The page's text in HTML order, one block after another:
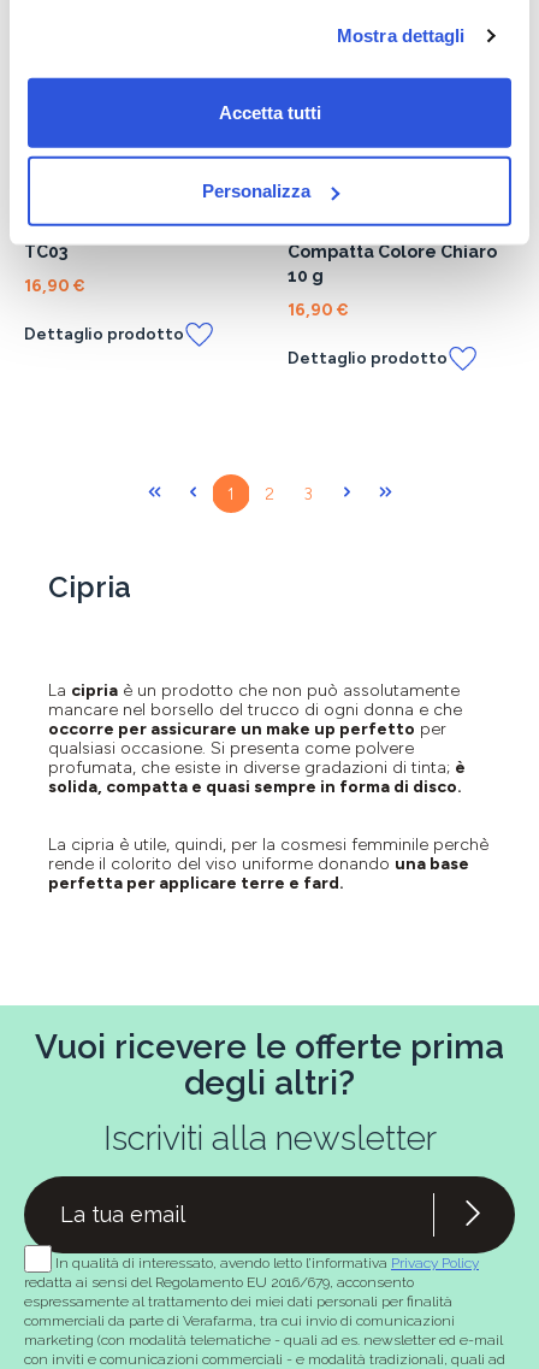
Mostra dettagli
Accetta tutti
Personalizza
Euphidra Terra Mat Safari
TC03
16,90 €
Dettaglio prodotto
Non disponibile
Euphidra Skin Color Cipria
Compatta Colore Chiaro
10 g
16,90 €
Dettaglio prodotto
Pagina
1 Pagina
2 Pagina
3
Cipria
La cipria è un prodotto che non può assolutamente
mancare nel borsello del trucco di ogni donna e che
occorre per assicurare un make up perfetto per
qualsiasi occasione. Si presenta come polvere
profumata, che esiste in diverse gradazioni di tinta; è
solida, compatta e quasi sempre in forma di disco.
La cipria è utile, quindi, per la cosmesi femminile perchè
rende il colorito del viso uniforme donando una base
perfetta per applicare terre e fard.
Vuoi ricevere le offerte prima
degli altri?
Iscriviti alla newsletter
In qualità di interessato, avendo letto l’informativa Privacy Policy
redatta ai sensi del Regolamento EU 2016/679, acconsento
espressamente al trattamento dei miei dati personali per finalità
commerciali da parte di Verafarma, tra cui invio di comunicazioni
marketing (con modalità telematiche - quali ad es. newsletter ed e-mail
con inviti e comunicazioni commerciali - e modalità tradizionali, quali ad